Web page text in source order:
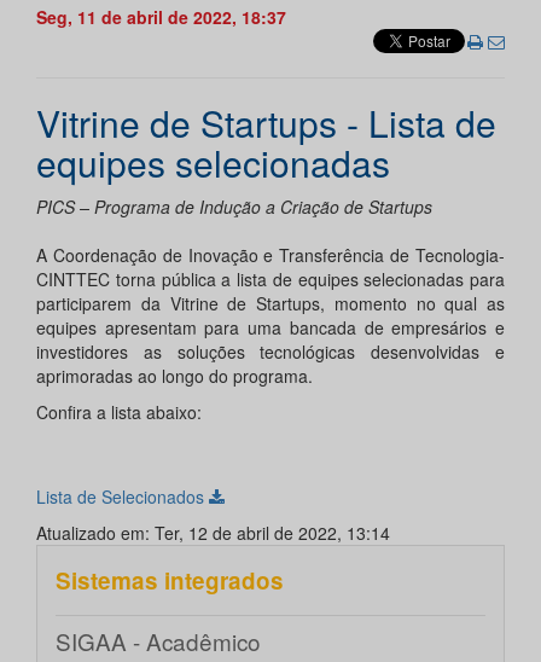
Seg, 11 de abril de 2022, 18:37
Vitrine de Startups - Lista de
equipes selecionadas
PICS – Programa de Indução a Criação de Startups
A Coordenação de Inovação e Transferência de Tecnologia-
CINTTEC torna pública a lista de equipes selecionadas para
participarem da Vitrine de Startups, momento no qual as
equipes apresentam para uma bancada de empresários e
investidores as soluções tecnológicas desenvolvidas e
aprimoradas ao longo do programa.
Confira a lista abaixo:
Lista de Selecionados
Atualizado em: Ter, 12 de abril de 2022, 13:14
Sistemas integrados
SIGAA - Acadêmico